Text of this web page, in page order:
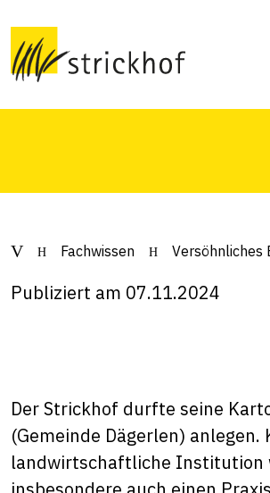
Rückblick auf die Kartoffel-
Fachwissen Versöhnliches
Publiziert am 07.11.2024
Der Strickhof durfte seine
(Gemeinde Dägerlen)
landwirtschaftliche Institution